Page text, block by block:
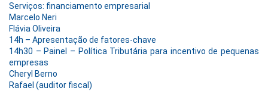
Serviços: financiamento empresarial
Marcelo Neri
Flávia Oliveira
14h – Apresentação de fatores-chave
14h30 – Painel – Política Tributária para incentivo de pequenas
empresas
Cheryl Berno
Rafael (auditor fiscal)